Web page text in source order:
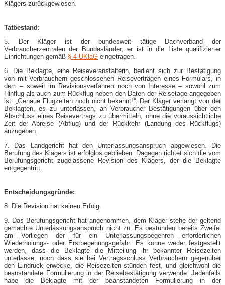
Klägers zurückgewiesen.
Tatbestand:
5. Der Kläger ist der bundesweit tätige Dachverband der
Verbraucherzentralen der Bundesländer; er ist in die Liste qualifizierter
Einrichtungen gemäß § 4 UKlaG eingetragen.
6. Die Beklagte, eine Reiseveranstalterin, bedient sich zur Bestätigung
von mit Verbrauchern geschlossenen Reiseverträgen eines Formulars, in
dem – soweit im Revisionsverfahren noch von Interesse – sowohl zum
Hinflug als auch zum Rückflug neben den Daten der Reisetage angegeben
ist: „Genaue Flugzeiten noch nicht bekannt!“. Der Kläger verlangt von der
Beklagten, es zu unterlassen, an Verbraucher Bestätigungen über den
Abschluss eines Reisevertrags zu übermitteln, ohne die voraussichtliche
Zeit der Abreise (Abflug) und der Rückkehr (Landung des Rückflugs)
anzugeben.
7. Das Landgericht hat den Unterlassungsanspruch abgewiesen. Die
Berufung des Klägers ist erfolglos geblieben. Dagegen richtet sich die vom
Berufungsgericht zugelassene Revision des Klägers, der die Beklagte
entgegentritt.
Entscheidungsgründe:
8. Die Revision hat keinen Erfolg.
9. Das Berufungsgericht hat angenommen, dem Kläger stehe der geltend
gemachte Unterlassungsanspruch nicht zu. Es bestünden bereits Zweifel
am Vorliegen der für ein Unterlassungsbegehren erforderlichen
Wiederholungs- oder Erstbegehungsgefahr. Es könne weder festgestellt
werden, dass die Beklagte die Mitteilung ihr bekannter Reisezeiten
unterlasse, noch dass sie bei Vertragsschluss Verbrauchern gegenüber
den Eindruck erwecke, die Reisezeiten stünden fest, und gleichwohl die
beanstandete Formulierung in der Reisebestätigung verwende. Jedenfalls
habe die Beklagte mit der beanstandeten Formulierung in der